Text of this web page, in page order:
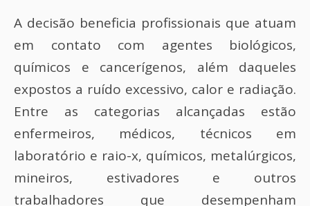
A decisão beneficia profissionais que atuam
em contato com agentes biológicos,
químicos e cancerígenos, além daqueles
expostos a ruído excessivo, calor e radiação.
Entre as categorias alcançadas estão
enfermeiros, médicos, técnicos em
laboratório e raio-x, químicos, metalúrgicos,
mineiros, estivadores e outros
trabalhadores que desempenham